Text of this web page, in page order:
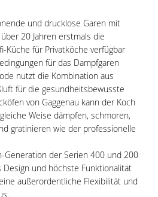
und drucklose Garen mit
20 Jahren erstmals die
Küche für Privatköche verfügbar
für das Dampfgaren
nutzt die Kombination aus
für die gesundheitsbewusste
von Gaggenau kann der Koch
Weise dämpfen, schmoren,
gratinieren wie der professionelle
Generation der Serien 400 und 200
und höchste Funktionalität
außerordentliche Flexibilität und